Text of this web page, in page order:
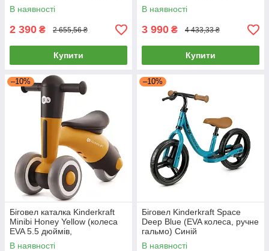
В наявності
2 390 ₴ 2 655,56 ₴
Купити
В наявності
3 990 ₴ 4 433,33 ₴
Купити
–10%
Біговел каталка Kinderkraft
Minibi Honey Yellow (колеса
EVA 5.5 дюймів,
поліпропіленова рама)
В наявності
–10%
Біговел Kinderkraft Space
Deep Blue (EVA колеса, ручне
гальмо) Синій
В наявності